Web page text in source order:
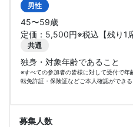
男性
45〜59歳
定価：5,500円※税込【残り1席
共通
独身・対象年齢であること
※すべての参加者の皆様に対して受付で
転免許証・保険証などご本人確認ができ
募集人数